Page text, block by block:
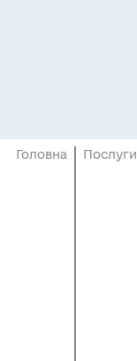
Головна Послуги